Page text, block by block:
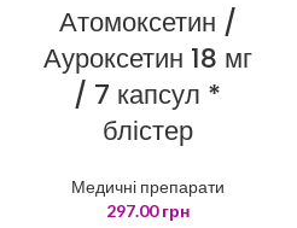
Атомоксетин /
Ауроксетин 18 мг
/ 7 капсул *
блістер
Медичні препарати
297.00грн